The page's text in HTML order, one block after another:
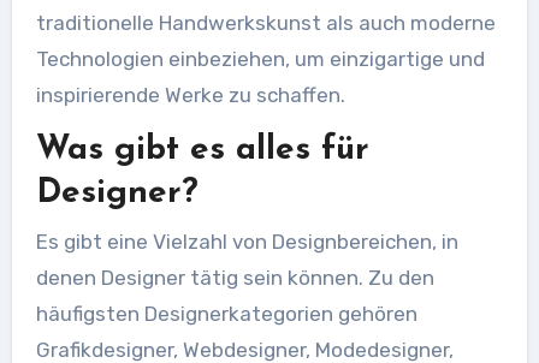
traditionelle Handwerkskunst als auch moderne
Technologien einbeziehen, um einzigartige und
inspirierende Werke zu schaffen.
Was gibt es alles für
Designer?
Es gibt eine Vielzahl von Designbereichen, in
denen Designer tätig sein können. Zu den
häufigsten Designerkategorien gehören
Grafikdesigner, Webdesigner, Modedesigner,